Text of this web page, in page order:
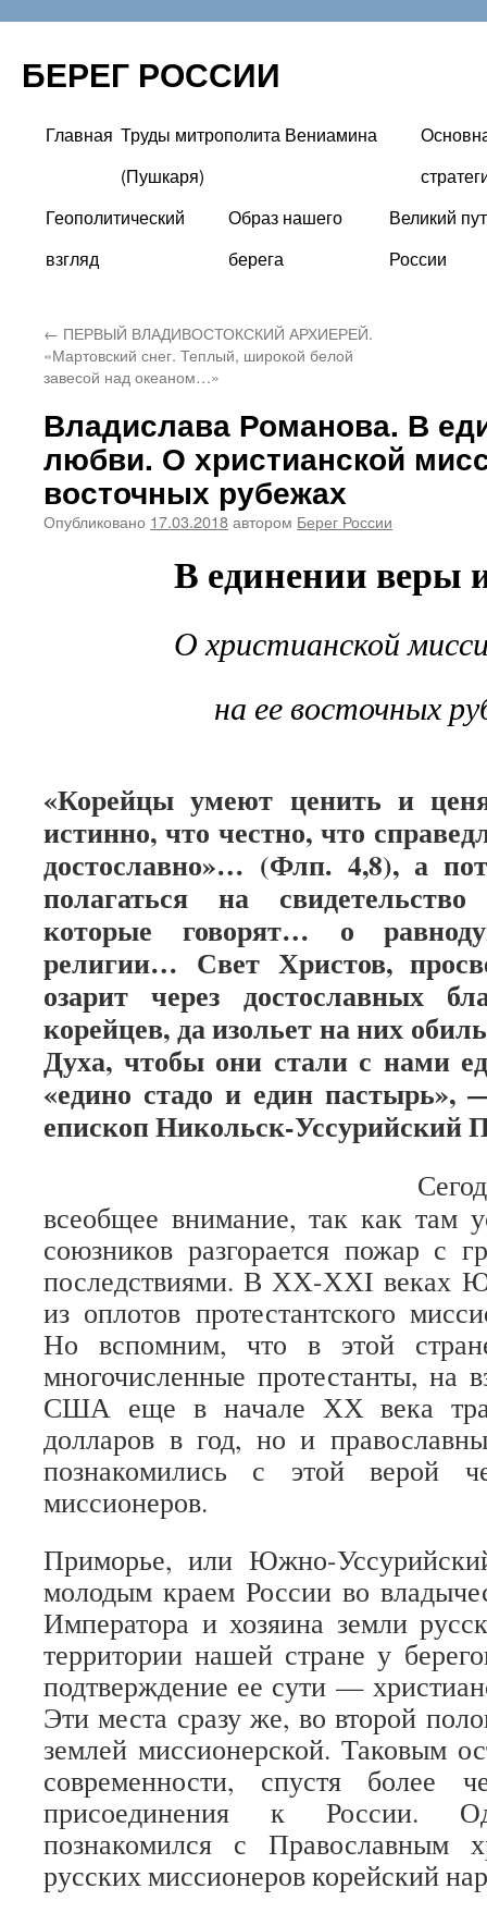
БЕРЕГ РОССИИ
Перейти
содержимому
Главная Труды митрополита Вениамина
(Пушкаря)
Геополитический
взгляд
Образ нашего
берега
Великий
России
← ПЕРВЫЙ ВЛАДИВОСТОКСКИЙ АРХИЕРЕЙ.
«Мартовский снег. Теплый, широкой белой
завесой над океаном…»
Владислава Романова. В
любви. О христианской
восточных рубежах
Опубликовано 17.03.2018автором Берег России
В единении веры
О христианской
на ее восточных
«Корейцы умеют ценить и
истинно, что честно, что
достославно»… (Флп. 4,8), а
полагаться на
которые говорят… о
религии… Свет Христов,
озарит через достославных
корейцев, да изольет на них
Духа, чтобы они стали с нами
«едино стадо и един пастырь»,
епископ Никольск-Уссурийский
всеобщее внимание, так как
союзников разгорается пожар с
последствиями. В ХХ-ХХI веках
из оплотов протестантского
Но вспомним, что в этой
многочисленные протестанты, на
США еще в начале ХХ века
долларов в год, но и
познакомились с этой верой
миссионеров.
Приморье, или Южно-
молодым краем России во
Императора и хозяина земли
территории нашей стране у
подтверждение ее сути —
Эти места сразу же, во второй
землей миссионерской. Таковым
современности, спустя более
присоединения к России.
познакомился с Православным
русских миссионеров корейский